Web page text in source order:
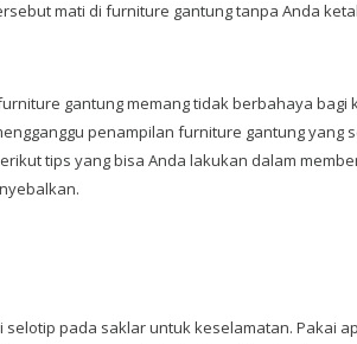
mati di furniture gantung tanpa Anda
gantung memang tidak berbahaya bagi
penampilan furniture gantung yang
tips yang bisa Anda lakukan dalam
selotip pada saklar untuk keselamatan. Pakai